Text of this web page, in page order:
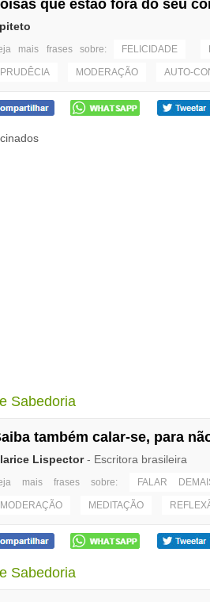
que estão fora do seu
mais frases sobre: FELICIDADE
PRUDÊCIA MODERAÇÃO AUTO-
Sabedoria
também calar-se, para
Lispector- Escritora brasileira
mais frases sobre: FALAR
MODERAÇÃO MEDITAÇÃO
Sabedoria